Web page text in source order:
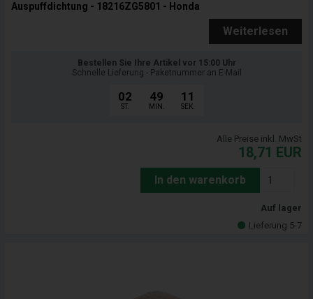
Auspuffdichtung - 18216ZG5801 - Honda
Weiterlesen
Bestellen Sie Ihre Artikel vor 15:00 Uhr
Schnelle Lieferung - Paketnummer an E-Mail
02
ST.
49
MIN.
09
SEK.
Alle Preise inkl. MwSt
18,71 EUR
In den warenkorb
Auf lager
Lieferung 5-7